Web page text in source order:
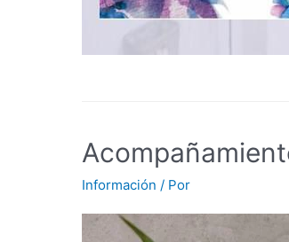
Información / Por